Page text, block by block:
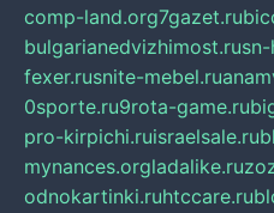
comp-land.org7gazet.ru
bulgarianedvizhimost.ru
fexer.rusnite-mebel.ru
0sporte.ru9rota-game.ru
pro-kirpichi.ruisraelsale.ru
mynances.orgladalike.ru
odnokartinki.ruhtccare.ru